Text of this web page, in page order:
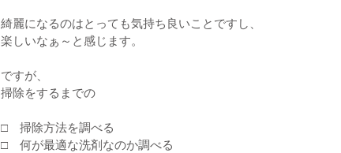
綺麗になるのはとっても気持ち良いことですし、
楽しいなぁ～と感じます。
ですが、
掃除をするまでの
□ 掃除方法を調べる
□ 何が最適な洗剤なのか調べる